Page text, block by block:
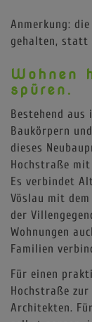
Anmerkung:
gehalten, statt
Wohnen
spüren.
Bestehend aus
Baukörpern
dieses
Hochstraße mit
Es verbindet
Vöslau mit
der
Wohnungen
Familien
Für einen
Hochstraße
Architekten.